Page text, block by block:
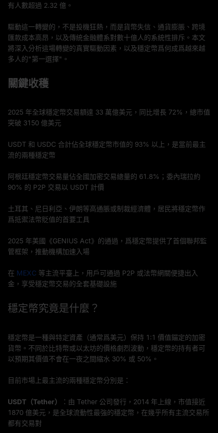
有人數超過 2.32 億。
驅動這一轉變的，不是投機狂熱，而是貨幣失信、通貨膨脹、跨境
匯款成本高昂，以及傳統金融體系對數十億人的系統性排斥。本文
將深入分析這場轉變的真實驅動因素，以及穩定幣爲何成爲越來越
多人的"第一選擇"。
關鍵收穫
2025 年全球穩定幣交易額達 33 萬億美元，同比增長 72%，總市值
突破 3150 億美元
USDT 和 USDC 合計佔全球穩定幣市值的 93% 以上，是當前最主
流的兩種穩定幣
阿根廷穩定幣交易量佔全國加密交易總量的 61.8%；委內瑞拉約
90% 的 P2P 交易以 USDT 計價
土耳其、尼日利亞、伊朗等高通脹或制裁經濟體，居民將穩定幣作
爲抵禦法幣貶值的首要工具
2025 年美國《GENIUS Act》的通過，爲穩定幣提供了首個聯邦監
管框架，推動機構加速入場
在 MEXC 等主流平臺上，用戶可通過 P2P 或法幣網關便捷出入
金，享受穩定幣交易的全套基礎設施
穩定幣究竟是什麼？
穩定幣是一種與特定資產（通常爲美元）保持 1:1 價值錨定的加密
貨幣。不同於比特幣或以太坊的價格劇烈波動，穩定幣的持有者可
以預期其價值不會在一夜之間縮水 30% 或 50%。
目前市場上最主流的兩種穩定幣分別是：
USDT（Tether）
：由 Tether 公司發行，2014 年上線，市值接近
1870 億美元，是全球流動性最強的穩定幣，在幾乎所有主流交易所
都有交易對